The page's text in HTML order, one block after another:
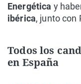
Energética y
ibérica, junto con
Todos los
en España